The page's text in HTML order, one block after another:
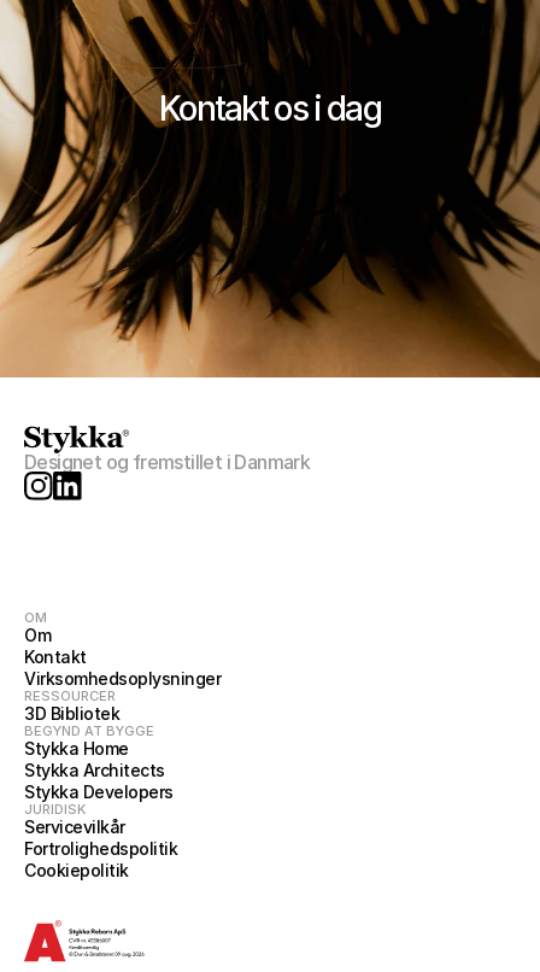
Kontakt os i dag
Designet og fremstillet i Danmark
OM
Om
Kontakt
Virksomhedsoplysninger
RESSOURCER
3D Bibliotek
BEGYND AT BYGGE
Stykka Home
Stykka Architects
Stykka Developers
JURIDISK
Servicevilkår
Fortrolighedspolitik
Cookiepolitik